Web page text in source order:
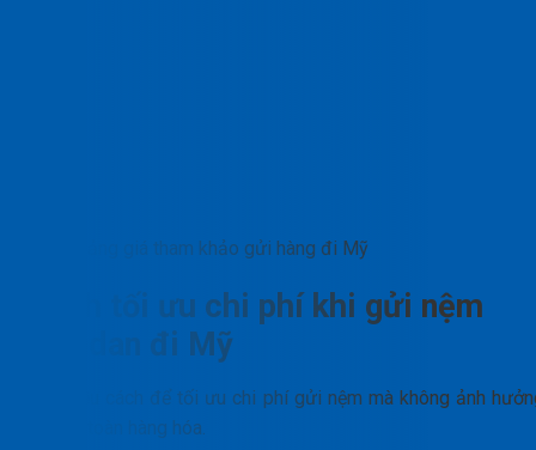
Bảng giá tham khảo gửi hàng đi Mỹ
Cách tối ưu chi phí khi gửi nệm
kymdan đi Mỹ
Có nhiều cách để tối ưu chi phí gửi nệm mà không ảnh
đến an toàn hàng hóa.